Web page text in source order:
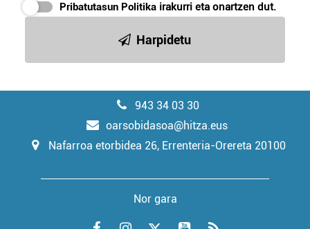
Pribatutasun Politika irakurri eta onartzen dut.
Harpidetu
943 34 03 30
oarsobidasoa@hitza.eus
Nafarroa etorbidea 26, Errenteria-Orereta 20100
Nor gara